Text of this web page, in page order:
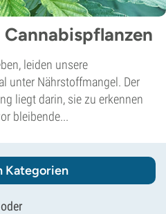
Cannabispflanzen
leiden unsere
unter Nährstoffmangel. Der
liegt darin, sie zu erkennen
bleibende...
Kategorien
oder